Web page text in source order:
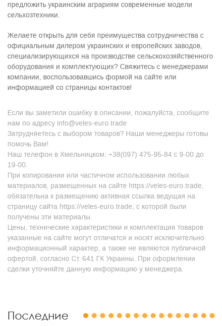
предложить украинским аграриям современные модели
сельхозтехники.
Желаете открыть для себя преимущества сотрудничества с
официальным дилером украинских и европейских заводов,
специализирующихся на производстве сельскохозяйственного
оборудования и комплектующих? Свяжитесь с менеджерами
компании, воспользовавшись формой на сайте или
информацией со страницы контактов!
Если вы заметили ошибку в описании, пожалуйста, сообщите
нам по адресу info@veles-euro.trade
Затрудняетесь с выбором товаров? Наши менеджеры готовы
помочь Вам!
Наш телефон в Хмельницком: +38(097) 475-95-84 с 9-00 до
19-00.
При копировании или частичном использовании любых
материалов, размещенных на сайте https://veles-euro.trade,
обязательна к размещению активная ссылка ведущая на
страницу сайта https://veles-euro.trade, с которой были
получены эти материалы.
Цены, технические характеристики и комплектация товаров
указанные на сайте могут отличатся и носят исключительно
информационный характер, а также не являются публичной
офертой, согласно Ст. 641 ГК Украины. При оформлении
сделки уточняйте данную информацию у менеджера.
Последние 1 2 3 4 5 6 7 8 9 10 11 12 13 14 15 16